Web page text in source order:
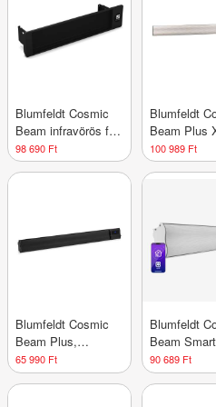
Blumfeldt Cosmic
Beam infravörös fali
fűtőtest, kültérre, 5
és 50 fok között,
98 690 Ft
Blumfeldt
Beam Plus
infravörös
hősugárzó,
100 989 Ft
Blumfeldt Cosmic
Beam Plus,
infravörös terasz
hősugárzó, 2400 W,
65 990 Ft
Blumfeldt
Beam
infravörös
hősugárzó,
90 689 Ft